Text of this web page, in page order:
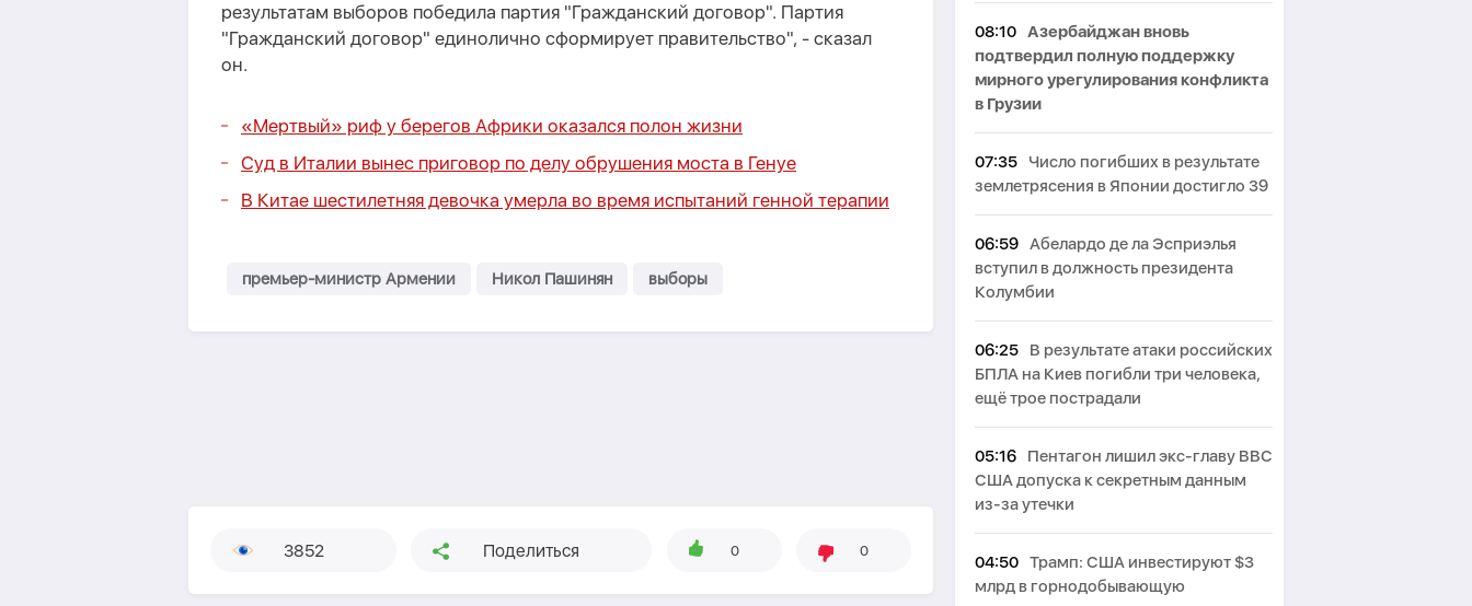
результатам выборов победила партия "Гражданский договор". Партия
"Гражданский договор" единолично сформирует правительство", - сказал
он.
«Мертвый» риф у берегов Африки оказался полон жизни
Суд в Италии вынес приговор по делу обрушения моста в Генуе
В Китае шестилетняя девочка умерла во время испытаний генной терапии
премьер-министр Армении Никол Пашинян выборы
3852 Поделиться 0 0
08:10 Азербайджан вновь
подтвердил полную поддержку
мирного урегулирования конфликта
в Грузии
07:35
Число погибших в результате
землетрясения в Японии достигло 39
06:59 Абелардо де ла Эсприэлья
вступил в должность президента
Колумбии
06:25
В результате атаки российских
БПЛА на Киев погибли три человека,
ещё трое пострадали
05:16
Пентагон лишил экс-главу ВВС
США допуска к секретным данным
из-за утечки
04:50 Трамп: США инвестируют $3
млрд в горнодобывающую